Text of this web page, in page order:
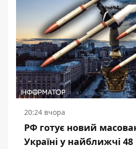
20:24 вчора
РФ готує новий
Україні у найближчі